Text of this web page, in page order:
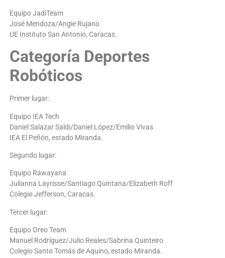
Equipo JadiTeam
José Mendoza/Angie Rujano
UE Instituto San Antonio, Caracas.
Categoría Deportes
Robóticos
Primer lugar:
Equipo IEA Tech
Daniel Salazar Saldi/Daniel López/Emilio Vivas
IEA El Peñón, estado Miranda.
Segundo lugar:
Equipo Rawayana
Julianna Layrisse/Santiago Quintana/Elizabeth Roff
Colegio Jefferson, Caracas.
Tercer lugar:
Equipo Oreo Team
Manuel Rodríguez/Julio Reales/Sabrina Quinteiro
Colegio Santo Tomás de Aquino, estado Miranda.